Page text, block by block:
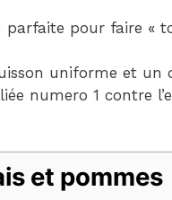
parfaite pour faire «
uniforme et un
numero 1 contre
et pommes